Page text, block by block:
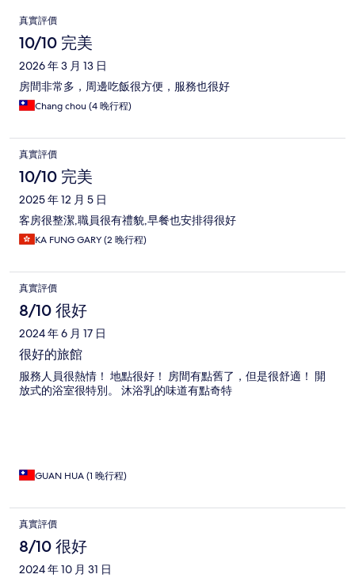
評
價
真實評價
10/10 完美
2026 年 3 月 13 日
房間非常多，周邊吃飯很方便，服務也很好
Chang chou (4 晚行程)
真實評價
10/10 完美
2025 年 12 月 5 日
客房很整潔,職員很有禮貌,早餐也安排得很好
KA FUNG GARY (2 晚行程)
真實評價
8/10 很好
2024 年 6 月 17 日
很好的旅館
服務人員很熱情！ 地點很好！ 房間有點舊了，但是很舒適！ 開
放式的浴室很特別。 沐浴乳的味道有點奇特
GUAN HUA (1 晚行程)
真實評價
8/10 很好
2024 年 10 月 31 日